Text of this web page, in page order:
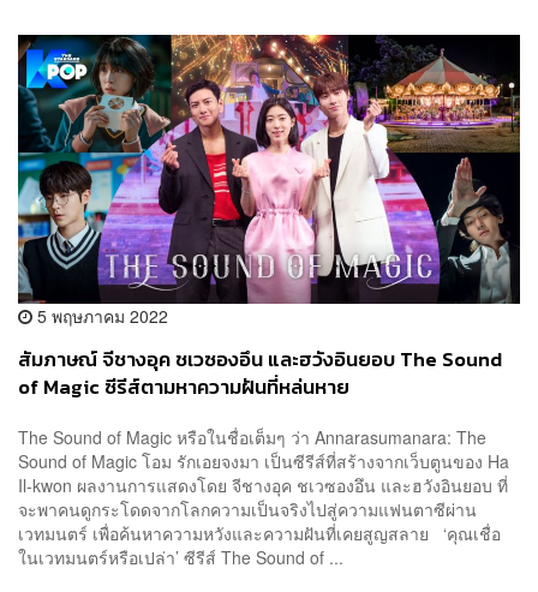
5 พฤษภาคม 2022
สัมภาษณ์ จีชางอุค ชเวซองอึน และฮวังอินยอบ The Sound
of Magic ซีรีส์ตามหาความฝันที่หล่นหาย
The Sound of Magic หรือในชื่อเต็มๆ ว่า Annarasumanara: The
Sound of Magic โอม รักเอยจงมา เป็นซีรีส์ที่สร้างจากเว็บตูนของ Ha
Il-kwon ผลงานการแสดงโดย จีชางอุค ชเวซองอึน และฮวังอินยอบ ที่
จะพาคนดูกระโดดจากโลกความเป็นจริงไปสู่ความแฟนตาซีผ่าน
เวทมนตร์ เพื่อค้นหาความหวังและความฝันที่เคยสูญสลาย ‘คุณเชื่อ
ในเวทมนตร์หรือเปล่า’ ซีรีส์ The Sound of ...